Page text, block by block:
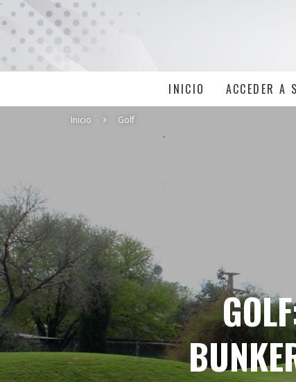
INICIO ACCEDER A
Inicio Golf